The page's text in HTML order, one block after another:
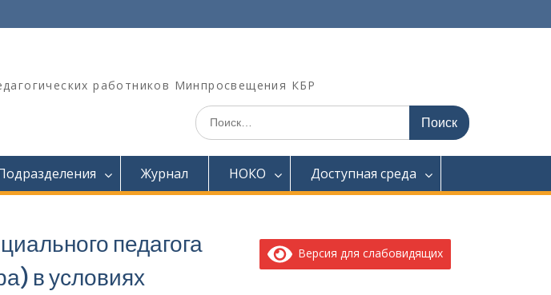
работников Минпросвещения КБР
Искать:
Журнал НОКО Доступная среда
педагога
в условиях
Версия для слабовидящих